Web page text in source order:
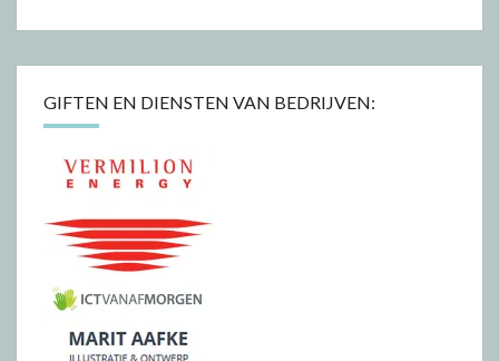
GIFTEN EN DIENSTEN VAN BEDRIJVEN: